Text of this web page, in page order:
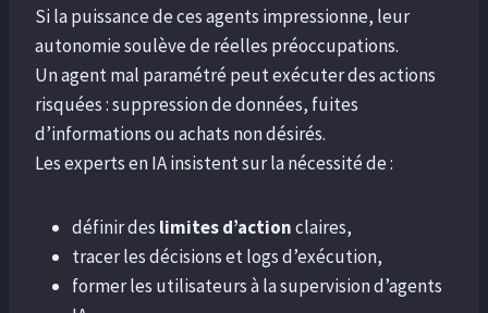
Si la puissance de ces agents impressionne, leur
autonomie soulève de réelles préoccupations.
Un agent mal paramétré peut exécuter des actions
risquées : suppression de données, fuites
d’informations ou achats non désirés.
Les experts en IA insistent sur la nécessité de :
définir des limites d’actionclaires,
tracer les décisions et logs d’exécution,
former les utilisateurs à la supervision d’agents